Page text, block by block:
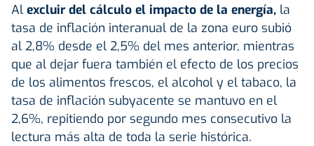
Al excluir del cálculo el impacto de la energía, la
tasa de inflación interanual de la zona euro subió
al 2,8% desde el 2,5% del mes anterior, mientras
que al dejar fuera también el efecto de los precios
de los alimentos frescos, el alcohol y el tabaco, la
tasa de inflación subyacente se mantuvo en el
2,6%, repitiendo por segundo mes consecutivo la
lectura más alta de toda la serie histórica.